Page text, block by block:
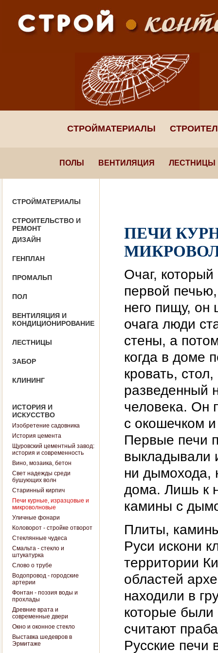
СТРОЙМАТЕРИАЛЫ
ПОЛЫ ВЕНТИЛЯЦИЯ ЛЕСТНИЦЫ
СТРОЙМАТЕРИАЛЫ
СТРОИТЕЛЬСТВО И
РЕМОНТ
ДИЗАЙН
ГЕНПЛАН
ПРОМАЛЬП
ПОЛ
ВЕНТИЛЯЦИЯ И
КОНДИЦИОНИРОВАНИЕ
ЛЕСТНИЦЫ
ЗАБОР
КЛИНИНГ
ИСТОРИЯ И
ИСКУССТВО
Изобретение садовника
История цемента
Щуровский цементный завод:
история и современность
Вино, мозаика, бетон
Свет надежды среди
бушующих волн
Старинный кирпич
Печи курные, изразцовые и
микроволновые
Уличные фонари
Коловорот - стройке отворот
Стеклянные чудеса
Смальта - стекло и
штукатурка
Слово о трубе
Водопровод - городские
артерии
Фонтан - поэзия воды и
прохлады
Древние врата и
современные двери
Окно и оконное стекло
Выставка шедевров в
Эрмитаже
ПЕЧИ
Очаг,
первой
него пищу, он
очага люди
стены, а
когда в доме
кровать,
разведенный
человека. Он
с окошечком
Первые печи
выкладывали
ни дымохода,
дома. Лишь к
камины с
Плиты,
Руси искони
территории
областей
находили в
которые
считают
Русские печи